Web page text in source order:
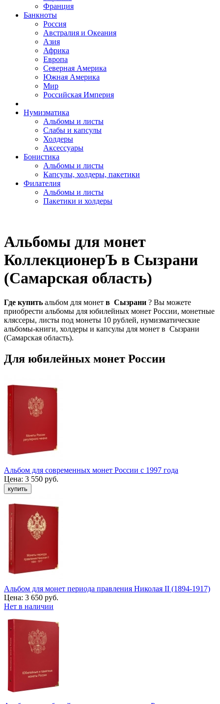
Франция
Банкноты
Россия
Австралия и Океания
Азия
Африка
Европа
Северная Америка
Южная Америка
Мир
Российская Империя
Нумизматика
Альбомы и листы
Слабы и капсулы
Холдеры
Аксессуары
Бонистика
Альбомы и листы
Капсулы, холдеры, пакетики
Филателия
Альбомы и листы
Пакетики и холдеры
Альбомы для монет
КоллекционерЪ в Сызрани
(Самарская область)
Где купить альбом для монет в Сызрани ? Вы можете
приобрести альбомы для юбилейных монет России, монетные
кляссеры, листы под монеты 10 рублей, нумизматические
альбомы-книги, холдеры и капсулы для монет в Сызрани
(Самарская область).
Для юбилейных монет России
Альбом для современных монет России с 1997 года
Цена: 3 550 руб.
Альбом для монет периода правления Николая II (1894-1917)
Цена: 3 650 руб.
Нет в наличии